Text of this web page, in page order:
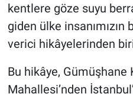
kentlere göze suyu
giden ülke
verici hikâyelerinden
Bu hikâye, Gümüşhane
Mahallesi’nden